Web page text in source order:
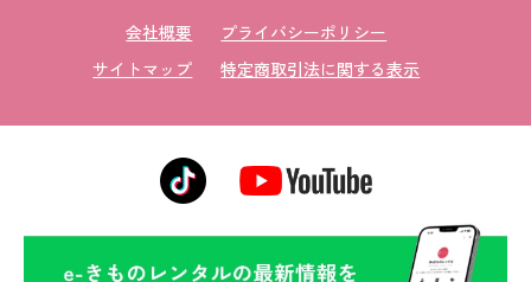
会社概要
プライバシーポリシー
サイトマップ
特定商取引法に関する表示